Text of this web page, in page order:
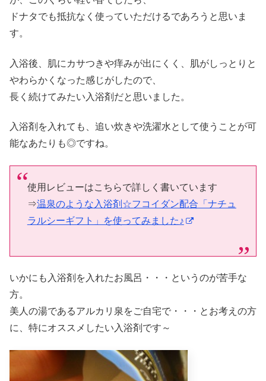
ドナタでも抵抗なく使っていただけるであろうと思いま
す。
入浴後、肌にカサつきや痒みが出にくく、肌がしっとりと
やわらかくなった感じがしたので、
長く続けてみたい入浴剤だと思いました。
入浴剤を入れても、追い炊きや洗濯水として使うことが可
能なあたりも◎ですね。
使用レビューはこちらで詳しく書いています
⇒温泉のような入浴剤☆フコイダン配合「ナチュ
ラルシーギフト」を使ってみました♪
いかにも入浴剤を入れたお風呂・・・というのが苦手な
方。
美人の湯であるアルカリ泉をご自宅で・・・とお考えの方
に、特にオススメしたい入浴剤です～